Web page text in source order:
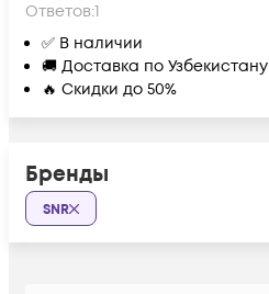
Ответов:1
✅ В наличии
🚚 Доставка по Узбекистану
🔥 Скидки до 50%
Бренды
SNR